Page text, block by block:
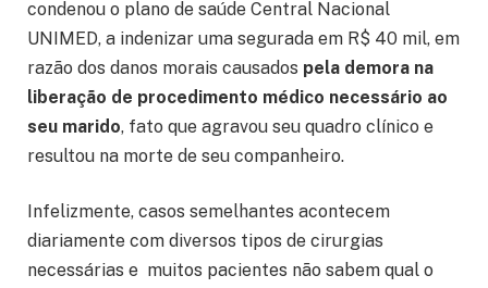
condenou o plano de saúde Central Nacional
UNIMED, a indenizar uma segurada em R$ 40 mil, em
razão dos danos morais causados pela demora na
liberação de procedimento médico necessário ao
seu marido, fato que agravou seu quadro clínico e
resultou na morte de seu companheiro.
Infelizmente, casos semelhantes acontecem
diariamente com diversos tipos de cirurgias
necessárias e muitos pacientes não sabem qual o